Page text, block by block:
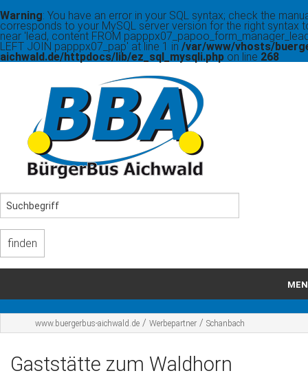
Warning: You have an error in your SQL syntax; check the
corresponds to your MySQL server version for the right syntax
near 'lead, content FROM
LEFT JOIN papppx07_pap' at line 1 in /var/www/vhosts/
aichwald.de/httpdocs/lib/ez_sql_mysqli.php on line 268
Startseite
Fahrplan
www.buergerbus-aichwald.de / Werbepartner / Schanbach
Gaststätte zum Waldhorn